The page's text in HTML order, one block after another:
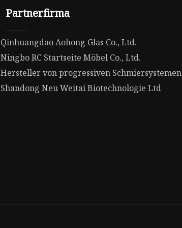
Partnerfirma
Qinhuangdao Aohong Glas Co., Ltd.
Ningbo RC Startseite Möbel Co., Ltd.
Hersteller von progressiven Schmiersystemen
Shandong Neu Weitai Biotechnologie Ltd